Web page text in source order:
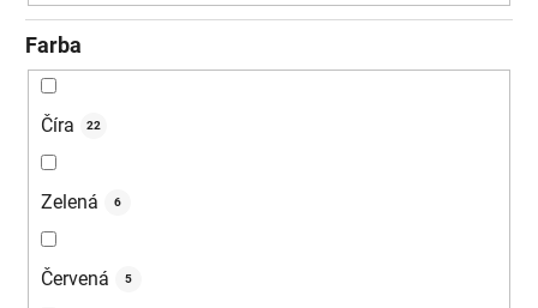
Farba
Číra 22
Zelená 6
Červená 5